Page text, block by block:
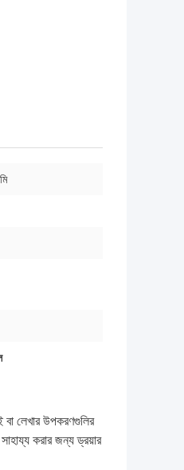
বা লেখার উপকরণগুলির
করার জন্য ড্রয়ার